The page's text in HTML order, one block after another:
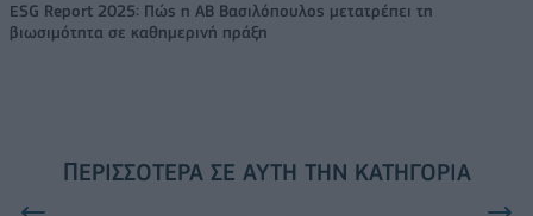
ESG Report 2025: Πώς η ΑΒ Βασιλόπουλος μετατρέπει τη
βιωσιμότητα σε καθημερινή πράξη
ΠΕΡΙΣΣΌΤΕΡΑ ΣΕ ΑΥΤΉ ΤΗΝ ΚΑΤΗΓΟΡΊΑ